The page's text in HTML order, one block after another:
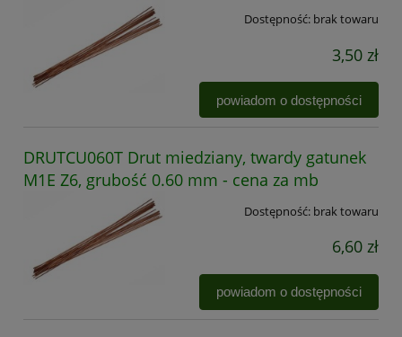
Dostępność: brak towaru
3,50 zł
powiadom o dostępności
DRUTCU060T Drut miedziany, twardy gatunek
M1E Z6, grubość 0.60 mm - cena za mb
Dostępność: brak towaru
6,60 zł
powiadom o dostępności